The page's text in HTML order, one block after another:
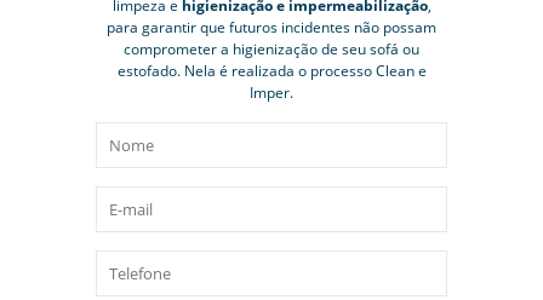
limpeza e higienização e impermeabilização,
para garantir que futuros incidentes não possam
comprometer a higienização de seu sofá ou
estofado. Nela é realizada o processo Clean e
Imper.